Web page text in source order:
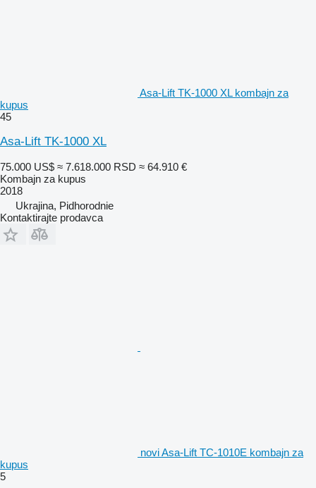
Asa-Lift TK-1000 XL kombajn za
kupus
45
Asa-Lift TK-1000 XL
75.000 US$ ≈ 7.618.000 RSD ≈ 64.910 €
Kombajn za kupus
2018
Ukrajina, Pidhorodnie
Kontaktirajte prodavca
novi Asa-Lift TC-1010E kombajn za
kupus
5